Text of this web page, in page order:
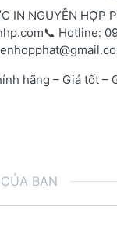
IN NGUYỄN HỢP
📞 Hotline:
hãng – Giá tốt –
BẠN